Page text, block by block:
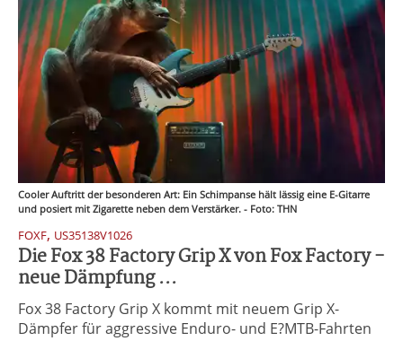
Cooler Auftritt der besonderen Art: Ein Schimpanse hält lässig eine E-Gitarre
und posiert mit Zigarette neben dem Verstärker. - Foto: THN
FOXF, US35138V1026
Die Fox 38 Factory Grip X von Fox Factory -
neue Dämpfung ...
Fox 38 Factory Grip X kommt mit neuem Grip X-
Dämpfer für aggressive Enduro- und E?MTB-Fahrten